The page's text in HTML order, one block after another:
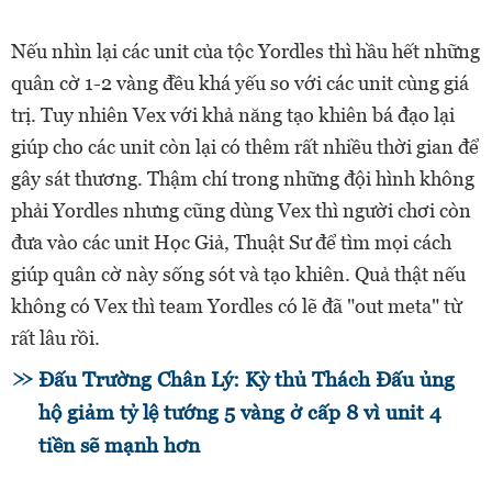
Nếu nhìn lại các unit của tộc Yordles thì hầu hết những
quân cờ 1-2 vàng đều khá yếu so với các unit cùng giá
trị. Tuy nhiên Vex với khả năng tạo khiên bá đạo lại
giúp cho các unit còn lại có thêm rất nhiều thời gian để
gây sát thương. Thậm chí trong những đội hình không
phải Yordles nhưng cũng dùng Vex thì người chơi còn
đưa vào các unit Học Giả, Thuật Sư để tìm mọi cách
giúp quân cờ này sống sót và tạo khiên. Quả thật nếu
không có Vex thì team Yordles có lẽ đã "out meta" từ
rất lâu rồi.
Đấu Trường Chân Lý: Kỳ thủ Thách Đấu ủng
hộ giảm tỷ lệ tướng 5 vàng ở cấp 8 vì unit 4
tiền sẽ mạnh hơn